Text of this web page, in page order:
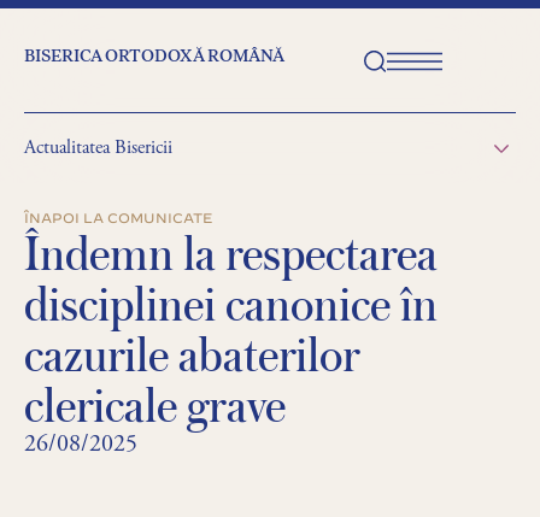
BISERICA ORTODOXĂ ROMÂNĂ
Actualitatea Bisericii
ÎNAPOI LA COMUNICATE
Îndemn la respectarea
disciplinei canonice în
cazurile abaterilor
clericale grave
26/08/2025